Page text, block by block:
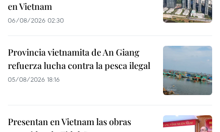
en Vietnam
06/08/2026 02:30
Provincia vietnamita de An Giang
refuerza lucha contra la pesca ilegal
05/08/2026 18:16
Presentan en Vietnam las obras